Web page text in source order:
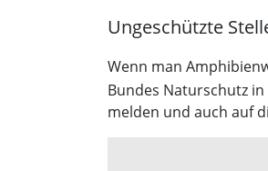
Ungeschützte
Wenn man
Bundes Naturschutz
melden und auch auf